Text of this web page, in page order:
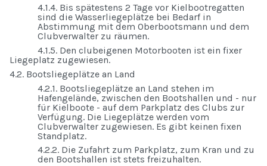
4.1.4. Bis spätestens 2 Tage vor Kielbootregatten
sind die Wasserliegeplätze bei Bedarf in
Abstimmung mit dem Oberbootsmann und dem
Clubverwalter zu räumen.
4.1.5. Den clubeigenen Motorbooten ist ein fixer
Liegeplatz zugewiesen.
4.2. Bootsliegeplätze an Land
4.2.1. Bootsliegeplätze an Land stehen im
Hafengelände, zwischen den Bootshallen und - nur
für Kielboote - auf dem Parkplatz des Clubs zur
Verfügung. Die Liegeplätze werden vom
Clubverwalter zugewiesen. Es gibt keinen fixen
Standplatz.
4.2.2. Die Zufahrt zum Parkplatz, zum Kran und zu
den Bootshallen ist stets freizuhalten.